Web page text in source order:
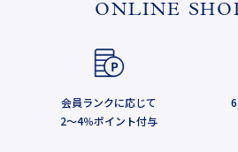
ONLINE
会員ランクに応じて
2～4％ポイント付与